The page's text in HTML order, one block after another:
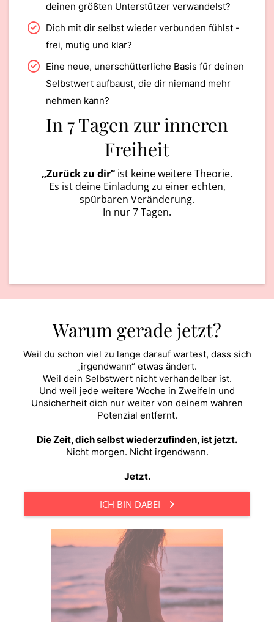
deinen größten Unterstützer verwandelst?
Dich mit dir selbst wieder verbunden fühlst -
frei, mutig und klar?
Eine neue, unerschütterliche Basis für deinen
Selbstwert aufbaust, die dir niemand mehr
nehmen kann?
In 7 Tagen zur inneren
Freiheit
„Zurück zu dir“ ist keine weitere Theorie.
Es ist deine Einladung zu einer echten,
spürbaren Veränderung.
In nur 7 Tagen.
Warum gerade jetzt?
Weil du schon viel zu lange darauf wartest, dass sich
„irgendwann“ etwas ändert.
Weil dein Selbstwert nicht verhandelbar ist.
Und weil jede weitere Woche in Zweifeln und
Unsicherheit dich nur weiter von deinem wahren
Potenzial entfernt.
Die Zeit, dich selbst wiederzufinden, ist jetzt.
Nicht morgen. Nicht irgendwann.
Jetzt.
ICH BIN DABEI